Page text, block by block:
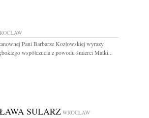
Pani Barbarze Kozłowskiej wyrazy
współczucia z powodu śmierci Matki...
SULARZWROCŁAW